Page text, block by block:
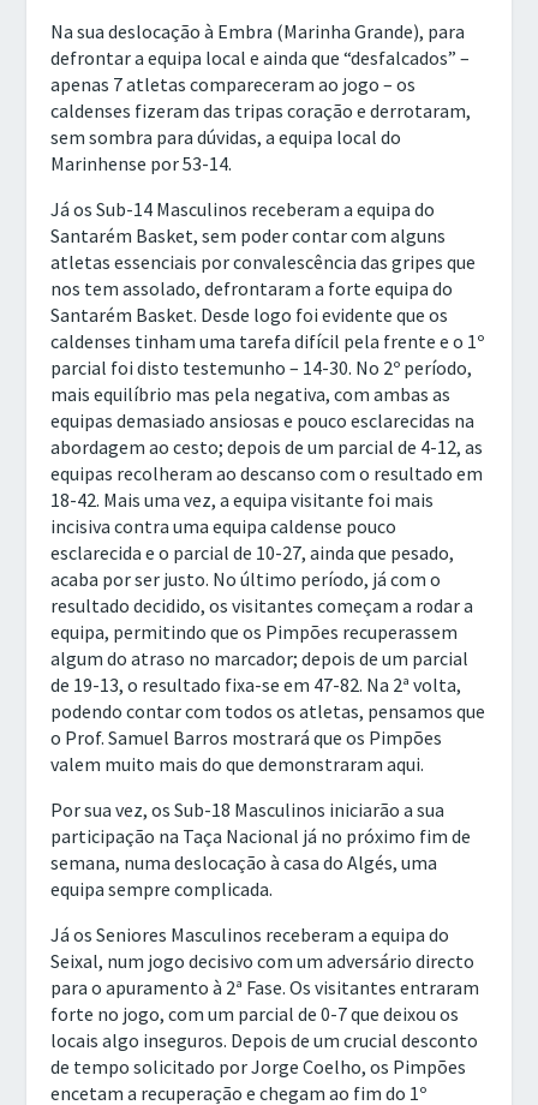
Na sua deslocação à Embra (Marinha Grande), para
defrontar a equipa local e ainda que “desfalcados” –
apenas 7 atletas compareceram ao jogo – os
caldenses fizeram das tripas coração e derrotaram,
sem sombra para dúvidas, a equipa local do
Marinhense por 53-14.
Já os Sub-14 Masculinos receberam a equipa do
Santarém Basket, sem poder contar com alguns
atletas essenciais por convalescência das gripes que
nos tem assolado, defrontaram a forte equipa do
Santarém Basket. Desde logo foi evidente que os
caldenses tinham uma tarefa difícil pela frente e o 1º
parcial foi disto testemunho – 14-30. No 2º período,
mais equilíbrio mas pela negativa, com ambas as
equipas demasiado ansiosas e pouco esclarecidas na
abordagem ao cesto; depois de um parcial de 4-12, as
equipas recolheram ao descanso com o resultado em
18-42. Mais uma vez, a equipa visitante foi mais
incisiva contra uma equipa caldense pouco
esclarecida e o parcial de 10-27, ainda que pesado,
acaba por ser justo. No último período, já com o
resultado decidido, os visitantes começam a rodar a
equipa, permitindo que os Pimpões recuperassem
algum do atraso no marcador; depois de um parcial
de 19-13, o resultado fixa-se em 47-82. Na 2ª volta,
podendo contar com todos os atletas, pensamos que
o Prof. Samuel Barros mostrará que os Pimpões
valem muito mais do que demonstraram aqui.
Por sua vez, os Sub-18 Masculinos iniciarão a sua
participação na Taça Nacional já no próximo fim de
semana, numa deslocação à casa do Algés, uma
equipa sempre complicada.
Já os Seniores Masculinos receberam a equipa do
Seixal, num jogo decisivo com um adversário directo
para o apuramento à 2ª Fase. Os visitantes entraram
forte no jogo, com um parcial de 0-7 que deixou os
locais algo inseguros. Depois de um crucial desconto
de tempo solicitado por Jorge Coelho, os Pimpões
encetam a recuperação e chegam ao fim do 1º